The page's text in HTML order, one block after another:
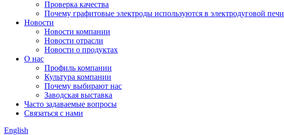
Проверка качества
Почему графитовые электроды используются в электродуговой печи
Новости
Новости компании
Новости отрасли
Новости о продуктах
О нас
Профиль компании
Культура компании
Почему выбирают нас
Заводская выставка
Часто задаваемые вопросы
Связаться с нами
English